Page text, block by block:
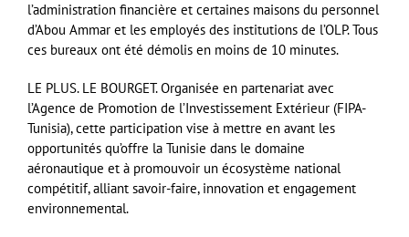
l’administration financière et certaines maisons du personnel
d’Abou Ammar et les employés des institutions de l’OLP. Tous
ces bureaux ont été démolis en moins de 10 minutes.
LE PLUS. LE BOURGET. Organisée en partenariat avec
l’Agence de Promotion de l’Investissement Extérieur (FIPA-
Tunisia), cette participation vise à mettre en avant les
opportunités qu’offre la Tunisie dans le domaine
aéronautique et à promouvoir un écosystème national
compétitif, alliant savoir-faire, innovation et engagement
environnemental.